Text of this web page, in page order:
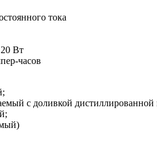
тока
Вт
часов
с доливкой дистиллированной